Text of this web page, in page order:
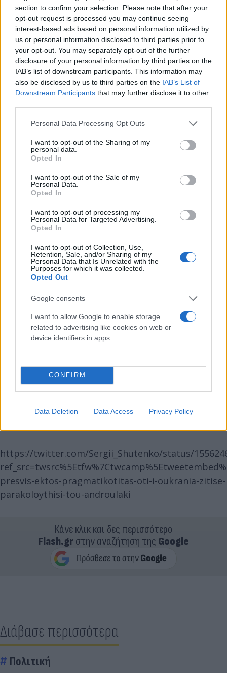
section to confirm your selection. Please note that after your
opt-out request is processed you may continue seeing
interest-based ads based on personal information utilized by
us or personal information disclosed to third parties prior to
your opt-out. You may separately opt-out of the further
disclosure of your personal information by third parties on the
IAB’s list of downstream participants. This information may
also be disclosed by us to third parties on the IAB’s List of
Downstream Participants that may further disclose it to other
Please note that this website/app uses one or more Google
not limited to your visit or usage behaviour. You may click to
grant or deny consent to Google and its third-party tags to
use your data for below specified purposes in below Google
consent section.
Personal Data Processing Opt Outs
I want to opt-out of the Sharing of my
personal data.
Opted In
I want to opt-out of the Sale of my
Personal Data.
Opted In
I want to opt-out of processing my
Personal Data for Targeted Advertising.
Opted In
I want to opt-out of Collection, Use,
Retention, Sale, and/or Sharing of my
Personal Data that Is Unrelated with the
Purposes for which it was collected.
Opted Out
Google consents
I want to allow Google to enable storage
related to advertising like cookies on web or
device identifiers in apps.
CONFIRM
Data Deletion Data Access Privacy Policy
ομόλογό της. Αυτοί οι ισχυρισμοί είναι
αποκομμένοι από την πραγματικότητα.
Είναι μια πολύ βολική στιγμή για να αποσπάσουν
την προσοχή από το βασικό θέμα - τον ρωσικό
πόλεμο στην Ουκρανία. Οι Ρώσοι κατακτητές
σκοτώνουν καθημερινά ειρηνικούς Ουκρανούς και
https://twitter.com/Sergii_Shutenko/status/
presvis-ektos-pragmatikotitas-oti-i-oukrania-zitise-
parakoloythisi-tou-androulaki
Κάνε κλικ και δες περισσότερο
Flash.grστην αναζήτηση της Google
Διάβασε περισσότερα
Πολιτική